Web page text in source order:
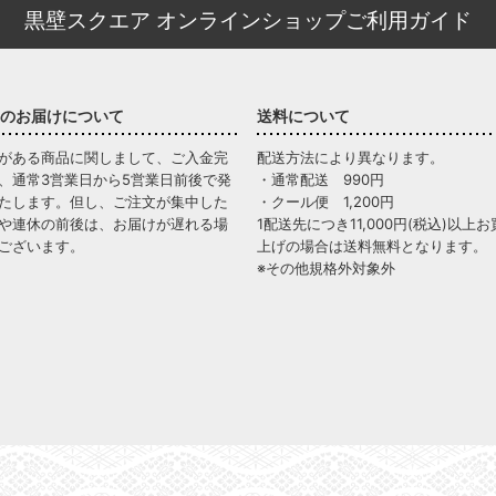
黒壁スクエア オンラインショップご利用ガイド
お届けについて
ある商品に関しまして、ご入金完
通常3営業日から5営業日前後で発
します。但し、ご注文が集中した
連休の前後は、お届けが遅れる場
ざいます。
送料について
配送方法により異なります。
・通常配送 990円
・クール便 1,200円
1配送先につき11,000円(税込)以上お
上げの場合は送料無料となります。
※その他規格外対象外